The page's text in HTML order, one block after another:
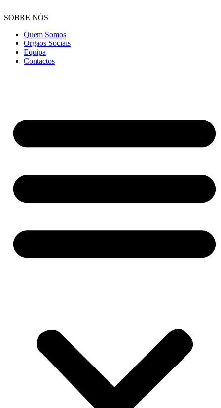
SOBRE NÓS
Quem Somos
Orgãos Sociais
Equipa
Contactos